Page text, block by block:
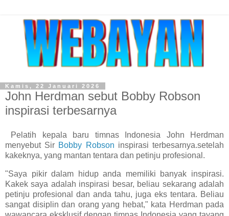
Kamis, 22 Januari 2026
John Herdman sebut Bobby Robson
inspirasi terbesarnya
Pelatih kepala baru timnas Indonesia John Herdman
menyebut Sir Bobby Robson inspirasi terbesarnya.setelah
kakeknya, yang mantan tentara dan petinju profesional.
"Saya pikir dalam hidup anda memiliki banyak inspirasi.
Kakek saya adalah inspirasi besar, beliau sekarang adalah
petinju profesional dan anda tahu, juga eks tentara. Beliau
sangat disiplin dan orang yang hebat," kata Herdman pada